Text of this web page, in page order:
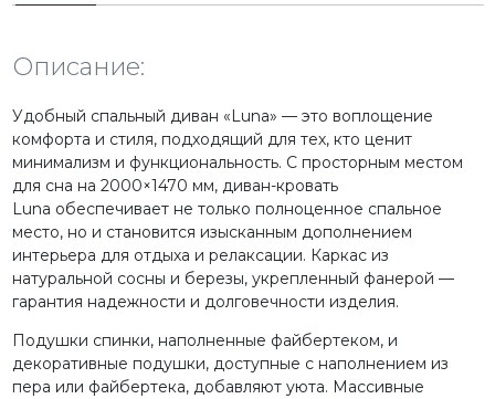
Описание:
Удобный спальный диван «Luna» — это воплощение
комфорта и стиля, подходящий для тех, кто ценит
минимализм и функциональность. С просторным местом
для сна на 2000×1470 мм,диван-кровать
Luna обеспечивает не только полноценное спальное
место, но и становится изысканным дополнением
интерьера для отдыха и релаксации. Каркас из
натуральной сосны и березы, укрепленный фанерой —
гарантия надежности и долговечности изделия.
Подушки спинки, наполненные файбертеком, и
декоративные подушки, доступные с наполнением из
пера или файбертека, добавляют уюта. Массивные